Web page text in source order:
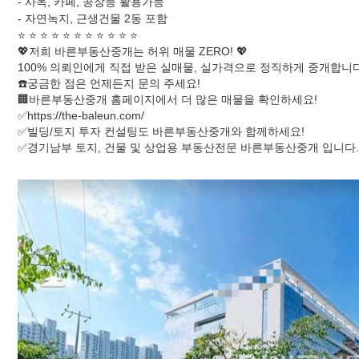
- 자연녹지, 근생건물 2동 포함
⭐️ ⭐️ ⭐️ ⭐️ ⭐️ ⭐️ ⭐️ ⭐️ ⭐️ ⭐️ ⭐️
💖저희 바른부동산중개는 허위 매물 ZERO! 💖
100% 의뢰인에게 직접 받은 실매물, 실가격으로 정직하게 중개합니
☎️궁금한 점은 언제든지 문의 주세요!
🏢바른부동산중개 홈페이지에서 더 많은 매물을 확인하세요!
✅https://the-baleun.com/
✅빌딩/토지 투자 컨설팅도 바른부동산중개와 함께하세요!
✅경기남부 토지, 건물 및 상업용 부동산전문 바른부동산중개 입니다.